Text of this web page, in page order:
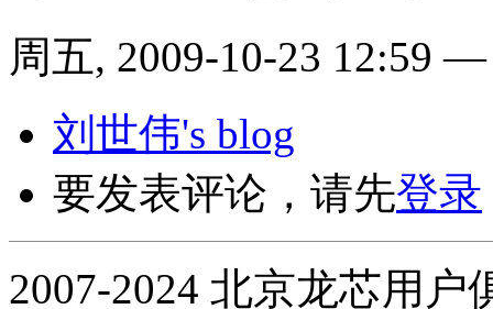
周五, 2009-10-23 12:59
刘世伟's blog
要发表评论，请先登录
2007-2024 北京龙芯用户